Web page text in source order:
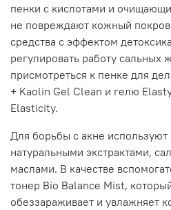
пенки с кислотами и
не повреждают кожный
средства с эффектом
регулировать работу сальных
присмотреться к пенке для
+ Kaolin Gel Clean и гелю
Elasticity.
Для борьбы с акне
натуральными экстрактами,
маслами. В качестве
тонер Bio Balance Mist,
обеззараживает и увлажняет